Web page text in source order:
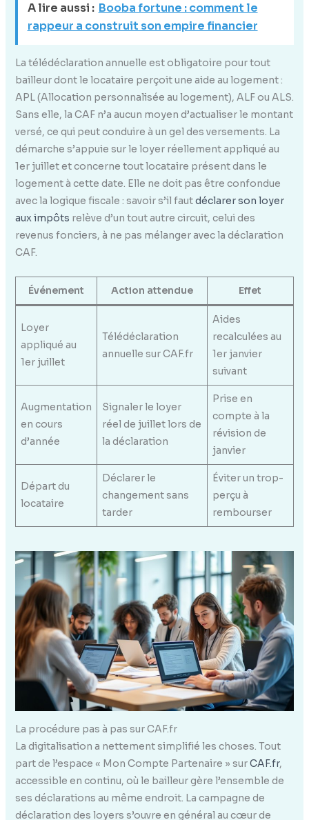
A lire aussi : Booba fortune : comment le
rappeur a construit son empire financier
La télédéclaration annuelle est obligatoire pour tout
bailleur dont le locataire perçoit une aide au logement :
APL (Allocation personnalisée au logement), ALF ou ALS.
Sans elle, la CAF n’a aucun moyen d’actualiser le montant
versé, ce qui peut conduire à un gel des versements. La
démarche s’appuie sur le loyer réellement appliqué au
1er juillet et concerne tout locataire présent dans le
logement à cette date. Elle ne doit pas être confondue
avec la logique fiscale : savoir s’il fautdéclarer son loyer
aux impôts relève d’un tout autre circuit, celui des
revenus fonciers, à ne pas mélanger avec la déclaration
CAF.
Événement Action attendue Effet
Loyer
appliqué au
1er juillet
Télédéclaration
annuelle sur CAF.fr
Aides
recalculées au
1er janvier
suivant
Augmentation
en cours
d’année
Signaler le loyer
réel de juillet lors de
la déclaration
Prise en
compte à la
révision de
janvier
Départ du
locataire
Déclarer le
changement sans
tarder
Éviter un trop-
perçu à
rembourser
La procédure pas à pas sur CAF.fr
La digitalisation a nettement simplifié les choses. Tout
part de l’espace « Mon Compte Partenaire » surCAF.fr,
accessible en continu, où le bailleur gère l’ensemble de
ses déclarations au même endroit. La campagne de
déclaration des loyers s’ouvre en général au cœur de